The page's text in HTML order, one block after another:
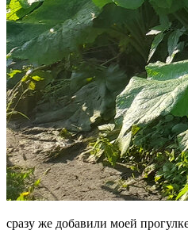
сразу же добавили моей